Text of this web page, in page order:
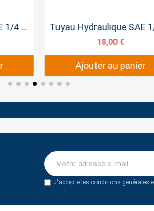
Tuyau Hydraulique SAE 1/4 SERTI 50cm Aperçu rapide
18,00 €
Ajouter au panier
J'accepte les conditions générales